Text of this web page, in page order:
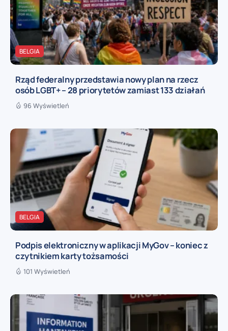
BELGIA
Rząd federalny przedstawia nowy plan na rzecz
osób LGBT+ – 28 priorytetów zamiast 133 działań
96 Wyświetleń
BELGIA
Podpis elektroniczny w aplikacji MyGov – koniec z
czytnikiem karty tożsamości
101 Wyświetleń